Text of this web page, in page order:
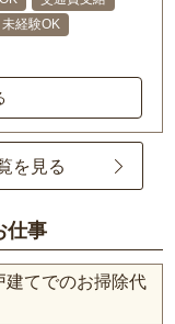
未経験OK
を見る
仕事
建てでのお掃除代